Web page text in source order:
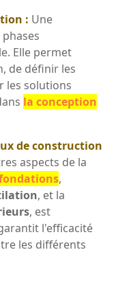
: Une
Elle permet
de définir les
les solutions
la conception
de construction
aspects de la
,
, et la
, est
l'efficacité
les différents